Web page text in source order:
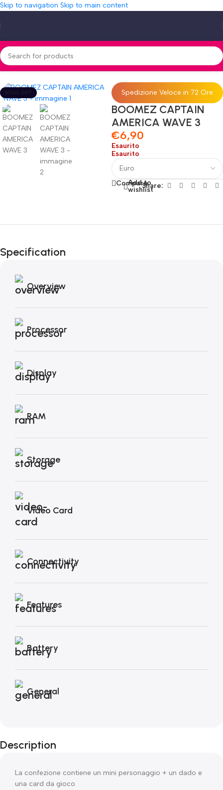
Skip to navigation Skip to main content
Home»Shop»BOOMEZ CAPTAIN AMERICA WAVE 3
SOLD OUT Spedizione Veloce in 72 Ore
BOOMEZ CAPTAIN
AMERICA WAVE 3
€6,90
Esaurito
Esaurito
Compare
Add to
wishlistShare:
Fino al 12 Ottobre...
Autunno!
Specification
Overview
Processor
Display
RAM
Storage
Video Card
Connectivity
Features
Battery
General
Description
La confezione contiene un mini personaggio + un dado e
una card da gioco